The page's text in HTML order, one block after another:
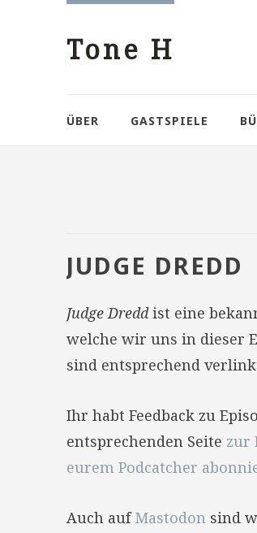
Tone H
ÜBER GASTSPIELE
JUDGE DREDD
Judge Dreddist eine
welche wir uns in dieser
sind entsprechend
Ihr habt Feedback zu
entsprechenden Seite zur
eurem Podcatcher
Auch aufMastodon sind